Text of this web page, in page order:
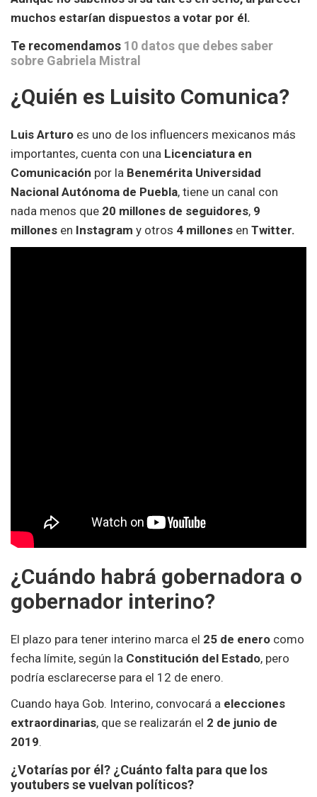
muchos estarían dispuestos a votar por él.
Te recomendamos 10 datos que debes saber
sobre Gabriela Mistral
¿Quién es Luisito Comunica?
Luis Arturo es uno de los influencers mexicanos más
importantes, cuenta con una Licenciatura en
Comunicación por la Benemérita Universidad
Nacional Autónoma de Puebla, tiene un canal con
nada menos que 20 millones de seguidores, 9
millones en Instagram y otros 4 millones en Twitter.
¿Cuándo habrá gobernadora o
gobernador interino?
El plazo para tener interino marca el 25 de enero como
fecha límite, según la Constitución del Estado, pero
podría esclarecerse para el 12 de enero.
Cuando haya Gob. Interino, convocará a elecciones
extraordinarias, que se realizarán el 2 de junio de
2019.
¿Votarías por él? ¿Cuánto falta para que los
youtubers se vuelvan políticos?